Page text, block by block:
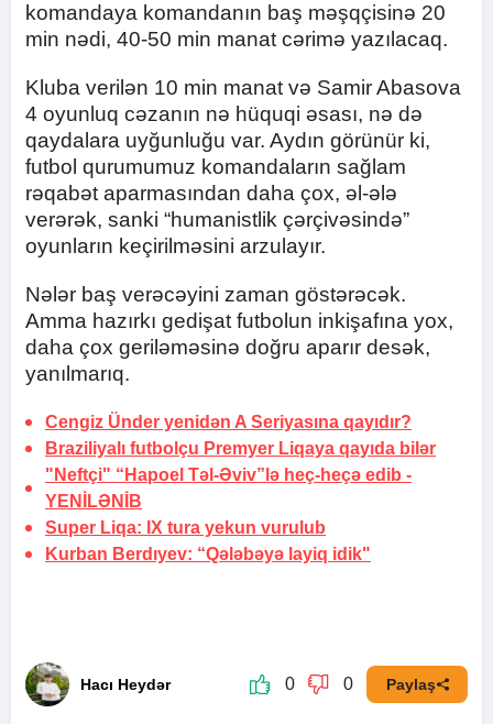
komandaya komandanın baş məşqçisinə 20
min nədi, 40-50 min manat cərimə yazılacaq.
Kluba verilən 10 min manat və Samir Abasova
4 oyunluq cəzanın nə hüquqi əsası, nə də
qaydalara uyğunluğu var. Aydın görünür ki,
futbol qurumumuz komandaların sağlam
rəqabət aparmasından daha çox, əl-ələ
verərək, sanki “humanistlik çərçivəsində”
oyunların keçirilməsini arzulayır.
Nələr baş verəcəyini zaman göstərəcək.
Amma hazırkı gedişat futbolun inkişafına yox,
daha çox geriləməsinə doğru aparır desək,
yanılmarıq.
Cengiz Ünder yenidən A Seriyasına qayıdır?
Braziliyalı futbolçu Premyer Liqaya qayıda bilər
"Neftçi" “Hapoel Təl-Əviv”lə heç-heçə edib -
YENİLƏNİB
Super Liqa: IX tura yekun vurulub
Kurban Berdıyev: “Qələbəyə layiq idik"
Hacı Heydər 0 0 Paylaş